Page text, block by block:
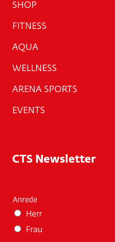
SHOP
FITNESS
AQUA
WELLNESS
ARENA SPORTS
EVENTS
CTS Newsletter
Anrede
Herr
Frau